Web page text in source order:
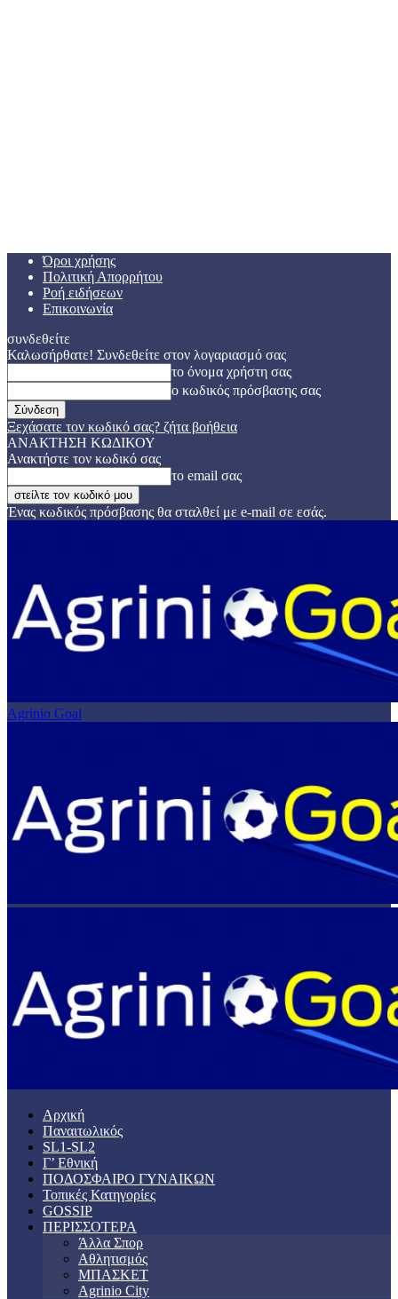
Όροι χρήσης
Πολιτική Απορρήτου
Ροή ειδήσεων
Επικοινωνία
συνδεθείτε
Καλωσήρθατε! Συνδεθείτε στον λογαριασμό σας
το όνομα χρήστη σας
ο κωδικός πρόσβασης σας
Ξεχάσατε τον κωδικό σας? ζήτα βοήθεια
ΑΝΑΚΤΗΣΗ ΚΩΔΙΚΟΥ
Ανακτήστε τον κωδικό σας
το email σας
Ένας κωδικός πρόσβασης θα σταλθεί με e-mail σε εσάς.
Agrinio Goal
Αρχική
Παναιτωλικός
SL1-SL2
Γ’ Εθνική
ΠΟΔΟΣΦΑΙΡΟ ΓΥΝΑΙΚΩΝ
Τοπικές Κατηγορίες
GOSSIP
ΠΕΡΙΣΣΟΤΕΡΑ
Άλλα Σπορ
Αθλητισμός
ΜΠΑΣΚΕΤ
Agrinio City